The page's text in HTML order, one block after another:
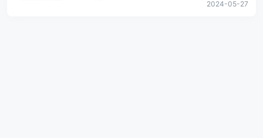
2024-05-27